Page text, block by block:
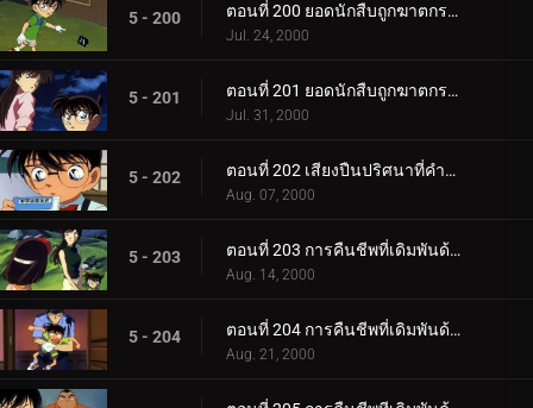
5 - 200 ตอนที่ 200 ยอดนักสืบถูกฆาตกรรม (ตอนแรก)
Jul. 24, 2000
5 - 201 ตอนที่ 201 ยอดนักสืบถูกฆาตกรรม (ตอนจบ)
Jul. 31, 2000
5 - 202 ตอนที่ 202 เสียงปืนปริศนาที่คำรามในความมืด
Aug. 07, 2000
5 - 203 ตอนที่ 203 การคืนชีพที่เดิมพันด้วยชีวิต (ขบวนการนักสืบในถ้ำ)
Aug. 14, 2000
5 - 204 ตอนที่ 204 การคืนชีพที่เดิมพันด้วยชีวิต (ยอดนักสืบบาดเจ็บสาหัส)
Aug. 21, 2000